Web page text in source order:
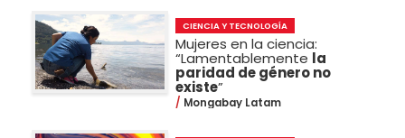
CIENCIA Y TECNOLOGÍA
Mujeres en la ciencia:
“Lamentablemente la
paridad de género no
existe”
Mongabay Latam